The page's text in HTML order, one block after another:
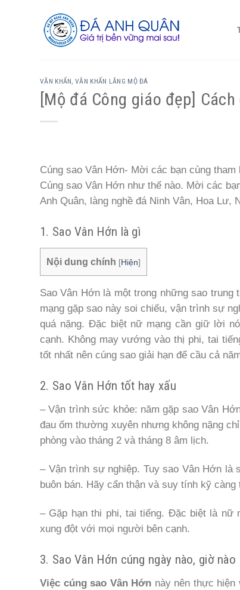
VĂN KHẤN, VĂN KHẤN LĂNG MỘ ĐÁ
[Mộ đá Công giáo đẹp]
Cúng sao Vân Hớn- Mời các bạn cùng
Cúng sao Vân Hớn như thế nào. Mời các
Anh Quân, làng nghề đá Ninh Vân, Hoa Lư,
1. Sao Vân Hớn là gì
Nội dung chính [Hiện]
Sao Vân Hớn là một trong những sao
mạng gặp sao này soi chiếu, vận trình sự
quá nặng. Đặc biệt nữ mạng cần giữ lời
cạnh. Không may vướng vào thị phi, tai
tốt nhất nên cúng sao giải hạn để cầu cả
2. Sao Vân Hớn tốt hay xấu
– Vận trình sức khỏe: năm gặp sao Vân
đau ốm thường xuyên nhưng không nặng
phòng vào tháng 2 và tháng 8 âm lịch.
– Vận trình sự nghiệp. Tuy sao Vân Hớn là
buôn bán. Hãy cẩn thận và suy tính kỹ
– Gặp hạn thi phi, tai tiếng. Đặc biệt là nữ
xung đột với mọi người bên cạnh.
3. Sao Vân Hớn cúng ngày nào, giờ nào
Việc cúng sao Vân Hớn này nên thực hiện